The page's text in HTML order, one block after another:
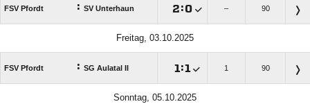
FSV Pfordt : SV Unterhaun : – 90
Freitag, 03.10.2025
FSV Pfordt : SG Aulatal II  : 1 90
Sonntag, 05.10.2025